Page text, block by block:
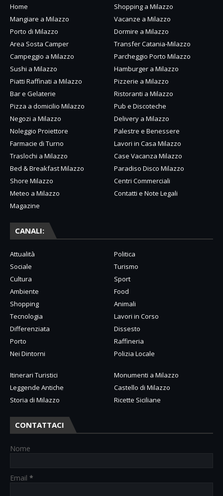
Home
Shopping a Milazzo
Mangiare a Milazzo
Vacanze a Milazzo
Porto di Milazzo
Dormire a Milazzo
Area Sosta Camper
Transfer Catania-Milazzo
Campeggio a Milazzo
Parcheggio Porto Milazzo
Sushi a Milazzo
Hamburger a Milazzo
Piatti Raffinati a Milazzo
Pizzerie a Milazzo
Bar e Gelaterie
Ristoranti a Milazzo
Pizza a domicilio Milazzo
Pub e Discoteche
Negozi a Milazzo
Delivery a Milazzo
Noleggio Proiettore
Palestre e Benessere
Farmacie di Turno
Lavori in Casa Milazzo
Traslochi a Milazzo
Case Vacanza Milazzo
Bed & Breakfast Milazzo
Paradiso Disco Milazzo
Shore Milazzo
Centri Commerciali
Meteo a Milazzo
Contatti e Note Legali
Magazine
CANALI:
Attualità
Politica
Sociale
Turismo
Cultura
Sport
Ambiente
Food
Shopping
Animali
Tecnologia
Lavori in Corso
Differenziata
Dissesto
Porto
Raffineria
Nei Dintorni
Polizia Locale
Itinerari Turistici
Monumenti a Milazzo
Leggende Antiche
Castello di Milazzo
Storia di Milazzo
Ricette Siciliane
CONTATTACI
Nome
Email *